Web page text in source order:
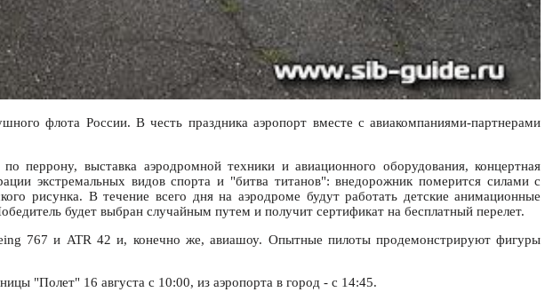
флота России. В честь праздника аэропорт вместе с авиакомпаниями-партнерами
перрону, выставка аэродромной техники и авиационного оборудования, концертная
экстремальных видов спорта и "битва титанов": внедорожник померится силами с
рисунка. В течение всего дня на аэродроме будут работать детские анимационные
будет выбран случайным путем и получит сертификат на бесплатный перелет.
767 и ATR 42 и, конечно же, авиашоу. Опытные пилоты продемонстрируют фигуры
"Полет" 16 августа с 10:00, из аэропорта в город - с 14:45.